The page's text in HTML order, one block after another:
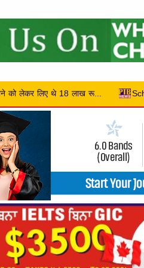
School में छात्र ने चलाई अंधा/धुंध गो/